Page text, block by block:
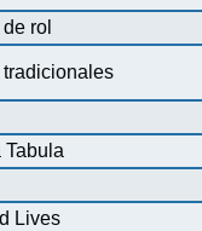
rol
Tabula
Lives